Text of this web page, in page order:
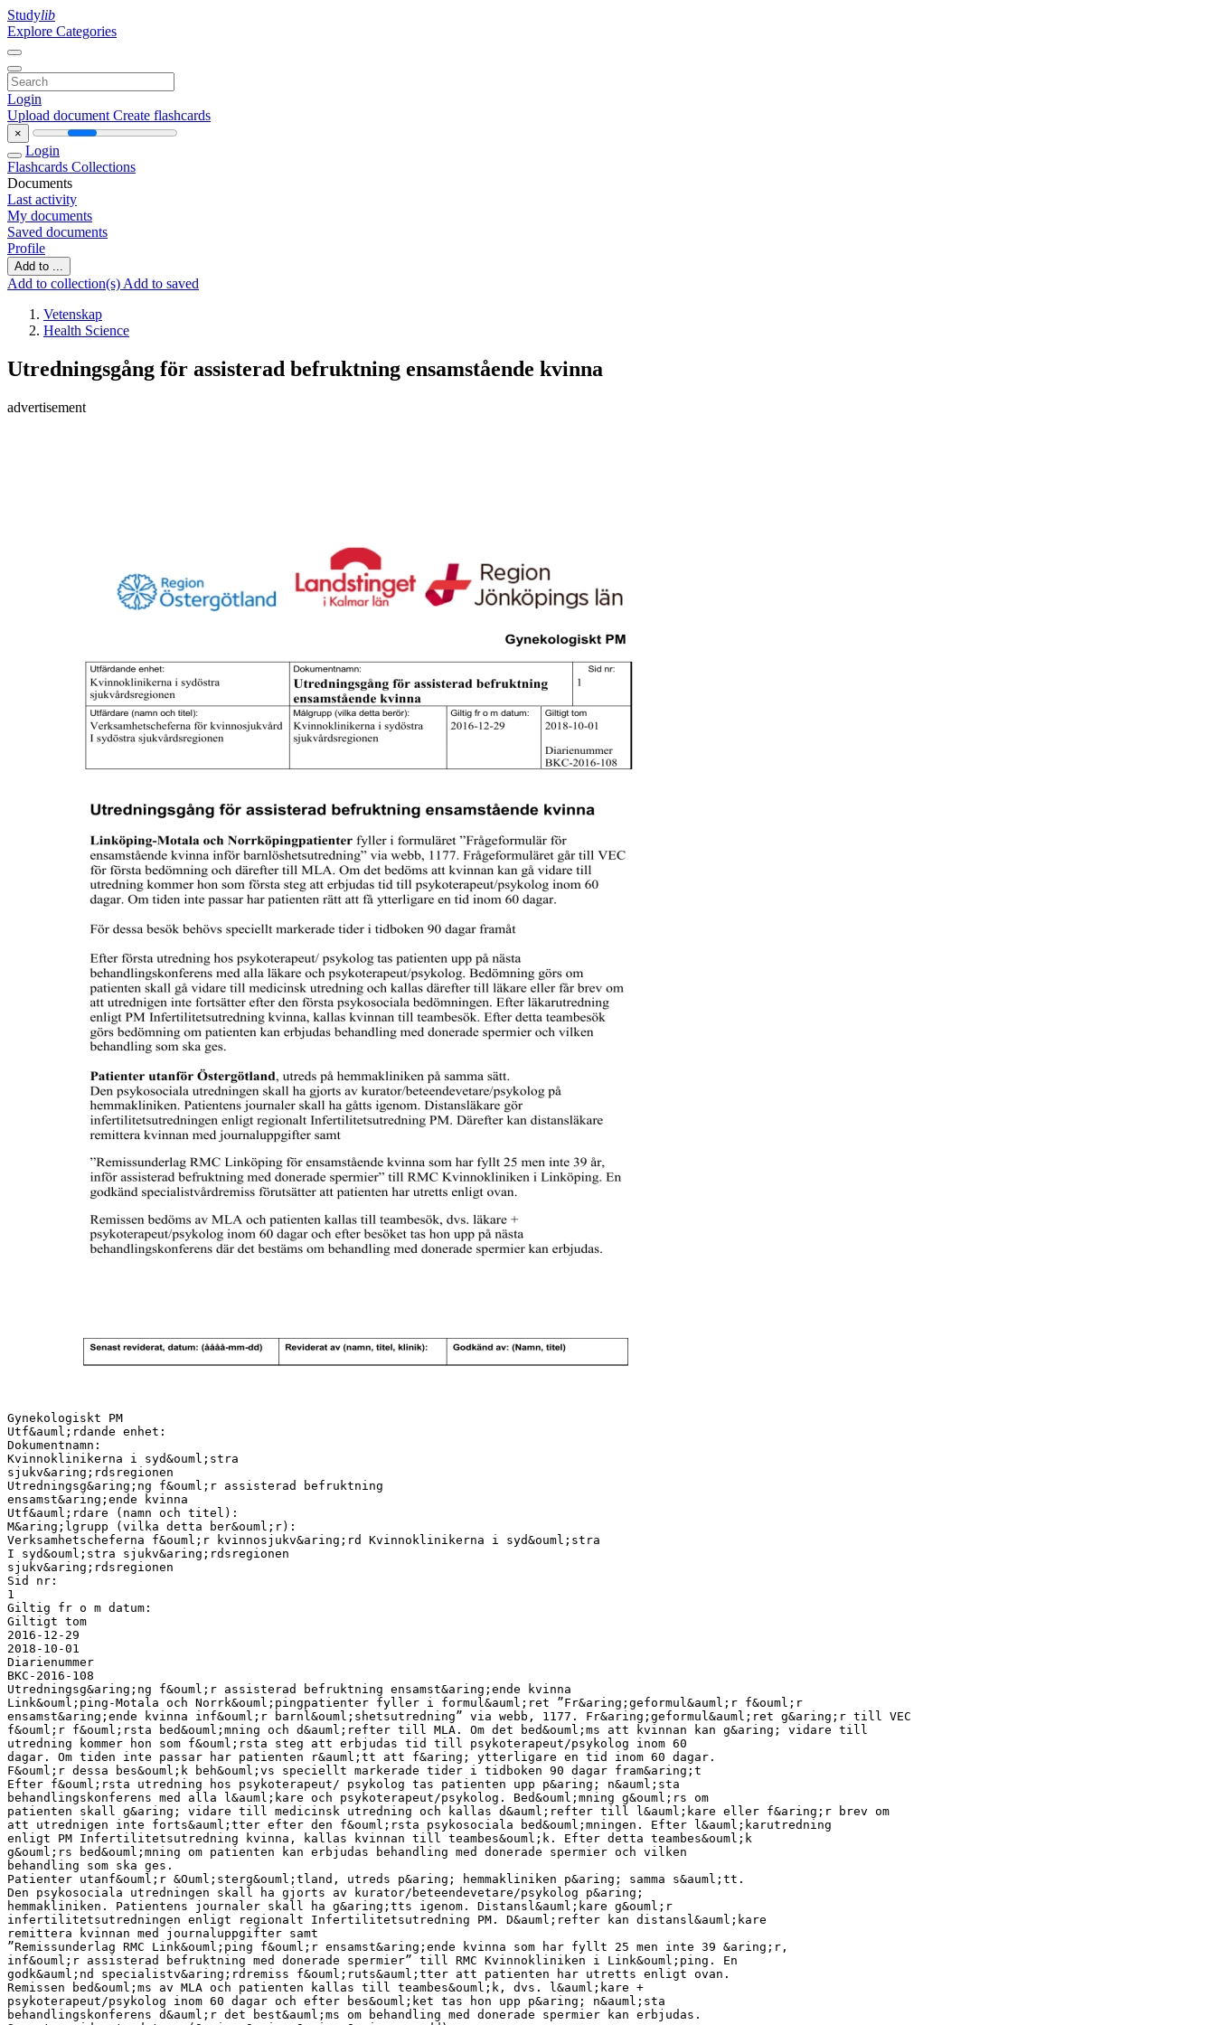
Studylib
Explore Categories
Login
Upload document Create flashcards
×
Login
Flashcards Collections
Documents
Last activity
My documents
Saved documents
Profile
Add to ...
Add to collection(s) Add to saved
Vetenskap
Health Science
Utredningsgång för assisterad befruktning ensamstående kvinna
advertisement
Gynekologiskt PM
Utf&auml;rdande enhet:
Dokumentnamn:
Kvinnoklinikerna i syd&ouml;stra
sjukv&aring;rdsregionen
Utredningsg&aring;ng f&ouml;r assisterad befruktning
ensamst&aring;ende kvinna
Utf&auml;rdare (namn och titel):
M&aring;lgrupp (vilka detta ber&ouml;r):
Verksamhetscheferna f&ouml;r kvinnosjukv&aring;rd Kvinnoklinikerna i syd&ouml;stra
I syd&ouml;stra sjukv&aring;rdsregionen
sjukv&aring;rdsregionen
Sid nr:
1
Giltig fr o m datum:
Giltigt tom
2016-12-29
2018-10-01
Diarienummer
BKC-2016-108
Utredningsg&aring;ng f&ouml;r assisterad befruktning ensamst&aring;ende kvinna
Link&ouml;ping-Motala och Norrk&ouml;pingpatienter fyller i formul&auml;ret ”Fr&aring;geformul&auml;r f&ouml;r
ensamst&aring;ende kvinna inf&ouml;r barnl&ouml;shetsutredning” via webb, 1177. Fr&aring;geformul&auml;ret g&aring;r till VEC
f&ouml;r f&ouml;rsta bed&ouml;mning och d&auml;refter till MLA. Om det bed&ouml;ms att kvinnan kan g&aring; vidare till
utredning kommer hon som f&ouml;rsta steg att erbjudas tid till psykoterapeut/psykolog inom 60
dagar. Om tiden inte passar har patienten r&auml;tt att f&aring; ytterligare en tid inom 60 dagar.
F&ouml;r dessa bes&ouml;k beh&ouml;vs speciellt markerade tider i tidboken 90 dagar fram&aring;t
Efter f&ouml;rsta utredning hos psykoterapeut/ psykolog tas patienten upp p&aring; n&auml;sta
behandlingskonferens med alla l&auml;kare och psykoterapeut/psykolog. Bed&ouml;mning g&ouml;rs om
patienten skall g&aring; vidare till medicinsk utredning och kallas d&auml;refter till l&auml;kare eller f&aring;r brev om
att utrednigen inte forts&auml;tter efter den f&ouml;rsta psykosociala bed&ouml;mningen. Efter l&auml;karutredning
enligt PM Infertilitetsutredning kvinna, kallas kvinnan till teambes&ouml;k. Efter detta teambes&ouml;k
g&ouml;rs bed&ouml;mning om patienten kan erbjudas behandling med donerade spermier och vilken
behandling som ska ges.
Patienter utanf&ouml;r &Ouml;sterg&ouml;tland, utreds p&aring; hemmakliniken p&aring; samma s&auml;tt.
Den psykosociala utredningen skall ha gjorts av kurator/beteendevetare/psykolog p&aring;
hemmakliniken. Patientens journaler skall ha g&aring;tts igenom. Distansl&auml;kare g&ouml;r
infertilitetsutredningen enligt regionalt Infertilitetsutredning PM. D&auml;refter kan distansl&auml;kare
remittera kvinnan med journaluppgifter samt
”Remissunderlag RMC Link&ouml;ping f&ouml;r ensamst&aring;ende kvinna som har fyllt 25 men inte 39 &aring;r,
inf&ouml;r assisterad befruktning med donerade spermier” till RMC Kvinnokliniken i Link&ouml;ping. En
godk&auml;nd specialistv&aring;rdremiss f&ouml;ruts&auml;tter att patienten har utretts enligt ovan.
Remissen bed&ouml;ms av MLA och patienten kallas till teambes&ouml;k, dvs. l&auml;kare +
psykoterapeut/psykolog inom 60 dagar och efter bes&ouml;ket tas hon upp p&aring; n&auml;sta
behandlingskonferens d&auml;r det best&auml;ms om behandling med donerade spermier kan erbjudas.